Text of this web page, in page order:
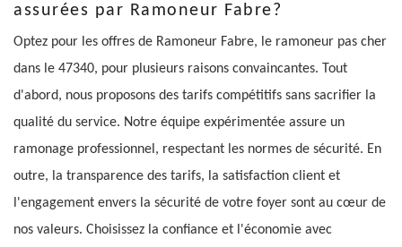
assurées par Ramoneur Fabre?
Optez pour les offres de Ramoneur Fabre, le ramoneur pas cher
dans le 47340, pour plusieurs raisons convaincantes. Tout
d'abord, nous proposons des tarifs compétitifs sans sacrifier la
qualité du service. Notre équipe expérimentée assure un
ramonage professionnel, respectant les normes de sécurité. En
outre, la transparence des tarifs, la satisfaction client et
l'engagement envers la sécurité de votre foyer sont au cœur de
nos valeurs. Choisissez la confiance et l'économie avec